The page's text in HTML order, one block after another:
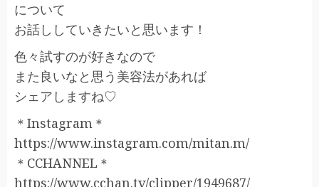
について
お話ししていきたいと思います！
色々試すのが好きなので
また良いなと思う美容法があれば
シェアしますね♡
＊Instagram＊
https://www.instagram.com/mitan.m/
＊CCHANNEL＊
https://www.cchan.tv/clipper/1949687/